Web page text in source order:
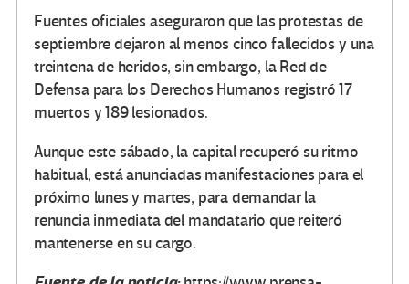
Fuentes oficiales aseguraron que las protestas de
septiembre dejaron al menos cinco fallecidos y una
treintena de heridos, sin embargo, la Red de
Defensa para los Derechos Humanos registró 17
muertos y 189 lesionados.
Aunque este sábado, la capital recuperó su ritmo
habitual, está anunciadas manifestaciones para el
próximo lunes y martes, para demandar la
renuncia inmediata del mandatario que reiteró
mantenerse en su cargo.